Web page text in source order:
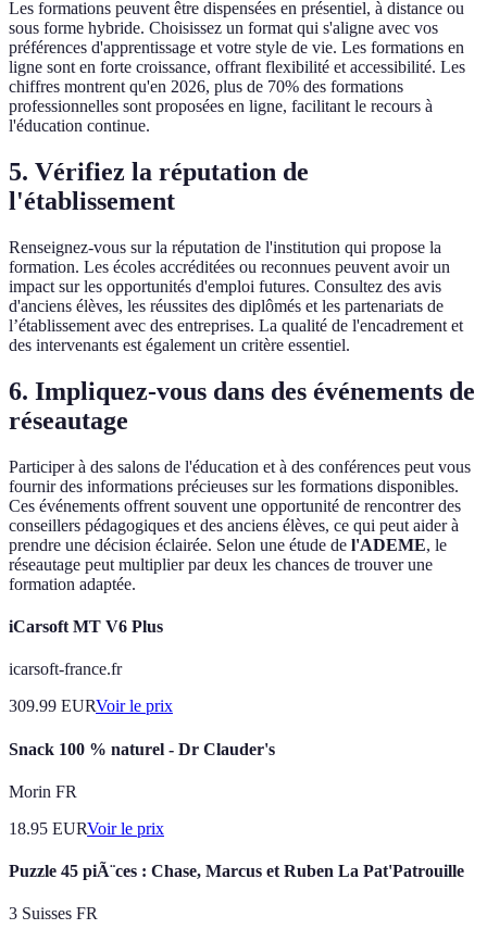
Les formations peuvent être dispensées en présentiel, à distance ou
sous forme hybride. Choisissez un format qui s'aligne avec vos
préférences d'apprentissage et votre style de vie. Les formations en
ligne sont en forte croissance, offrant flexibilité et accessibilité. Les
chiffres montrent qu'en 2026, plus de 70% des formations
professionnelles sont proposées en ligne, facilitant le recours à
l'éducation continue.
5. Vérifiez la réputation de
l'établissement
Renseignez-vous sur la réputation de l'institution qui propose la
formation. Les écoles accréditées ou reconnues peuvent avoir un
impact sur les opportunités d'emploi futures. Consultez des avis
d'anciens élèves, les réussites des diplômés et les partenariats de
l’établissement avec des entreprises. La qualité de l'encadrement et
des intervenants est également un critère essentiel.
6. Impliquez-vous dans des événements de
réseautage
Participer à des salons de l'éducation et à des conférences peut vous
fournir des informations précieuses sur les formations disponibles.
Ces événements offrent souvent une opportunité de rencontrer des
conseillers pédagogiques et des anciens élèves, ce qui peut aider à
prendre une décision éclairée. Selon une étude de l'ADEME, le
réseautage peut multiplier par deux les chances de trouver une
formation adaptée.
iCarsoft MT V6 Plus
icarsoft-france.fr
309.99 EURVoir le prix
Snack 100 % naturel - Dr Clauder's
Morin FR
18.95 EURVoir le prix
Puzzle 45 piÃ¨ces : Chase, Marcus et Ruben La Pat'Patrouille
3 Suisses FR